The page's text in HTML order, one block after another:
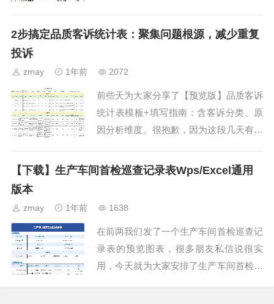
按时交货。要解决这些难题，就需要多个
2步搞定品质客诉统计表：聚集问题根源，减少重复
投诉
zmay 1年前 2072
前些天为大家分享了【预览版】品质客诉
统计表模板+填写指南：含客诉分类、原
因分析维度。很抱歉，因为这段几天有点
来，会员用户可以直接到底部左下角点原
【下载】生产车间首检巡查记录表Wps/Excel通用
版本
zmay 1年前 1638
在前两我们发了一个生产车间首检巡查记
录表的预览图表，很多朋友私信说很实
用，今天就为大家安排了生产车间首检巡